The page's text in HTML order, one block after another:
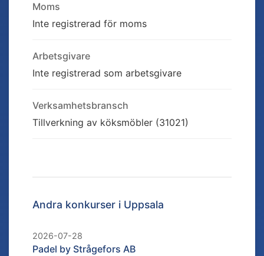
Moms
Inte registrerad för moms
Arbetsgivare
Inte registrerad som arbetsgivare
Verksamhetsbransch
Tillverkning av köksmöbler (31021)
Andra konkurser i Uppsala
2026-07-28
Padel by Strågefors AB